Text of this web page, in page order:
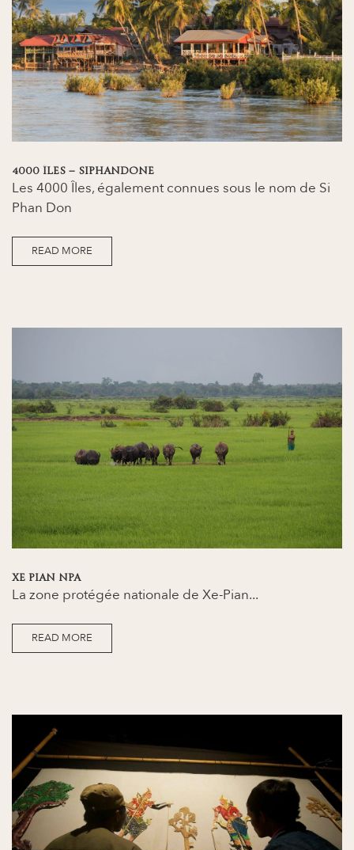
4000 ÎLES – SIPHANDONE
Les 4000 Îles, également connues sous le nom de Si
Phan Don
READ MORE
XE PIAN NPA
La zone protégée nationale de Xe-Pian...
READ MORE